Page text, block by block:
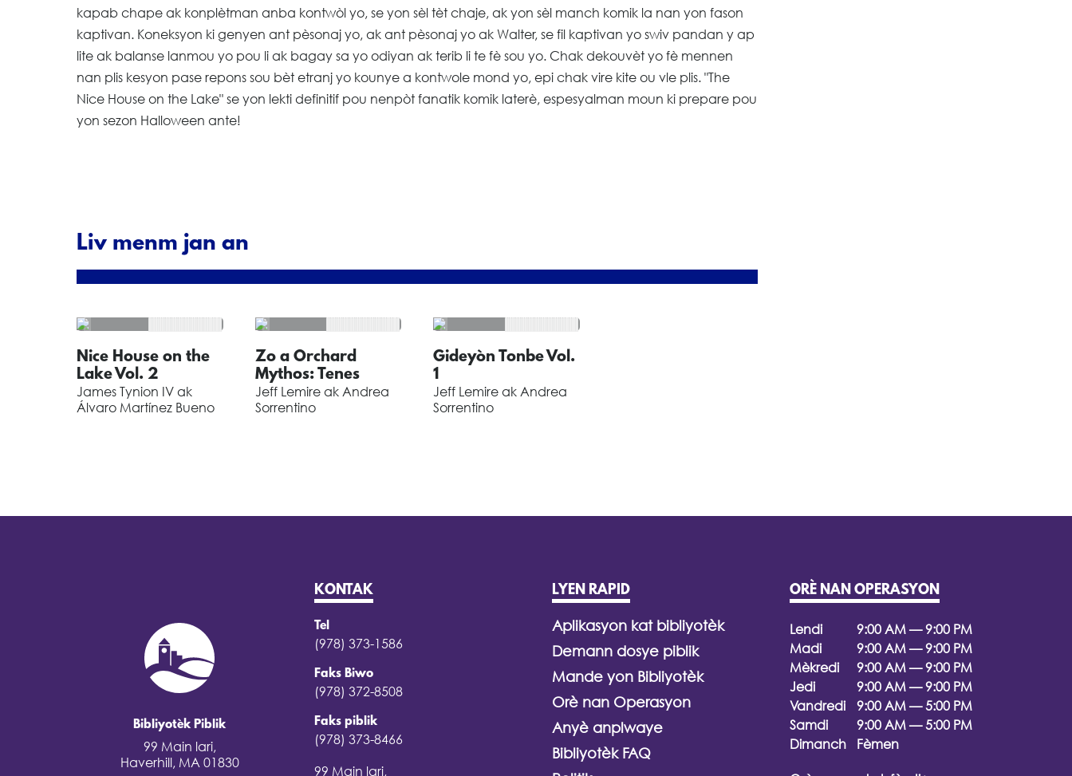
kapab chape ak konplètman anba kontwòl yo, se yon sèl tèt chaje, ak yon sèl manch komik la nan yon fason
kaptivan. Koneksyon ki genyen ant pèsonaj yo, ak ant pèsonaj yo ak Walter, se fil kaptivan yo swiv pandan y ap
lite ak balanse lanmou yo pou li ak bagay sa yo odiyan ak terib li te fè sou yo. Chak dekouvèt yo fè mennen
nan plis kesyon pase repons sou bèt etranj yo kounye a kontwole mond yo, epi chak vire kite ou vle plis. "The
Nice House on the Lake" se yon lekti definitif pou nenpòt fanatik komik laterè, espesyalman moun ki prepare pou
yon sezon Halloween ante!
Liv menm jan an
Nice House on the
Lake Vol. 2
James Tynion IV ak
Álvaro Martínez Bueno
Zo a Orchard
Mythos: Tenes
Jeff Lemire ak Andrea
Sorrentino
Gideyòn Tonbe Vol.
1
Jeff Lemire ak Andrea
Sorrentino
Bibliyotèk Piblik
99 Main lari,
Haverhill, MA 01830
KONTAK
Tel
(978) 373-1586
Faks Biwo
(978) 372-8508
Faks piblik
(978) 373-8466
99 Main lari,
LYEN RAPID
Aplikasyon kat bibliyotèk
Demann dosye piblik
Mande yon Bibliyotèk
Orè nan Operasyon
Anyè anplwaye
Bibliyotèk FAQ
ORÈ NAN OPERASYON
Lendi
9:00 AM — 9:00 PM
Madi
9:00 AM — 9:00 PM
Mèkredi
9:00 AM — 9:00 PM
Jedi
9:00 AM — 9:00 PM
Vandredi
9:00 AM — 5:00 PM
Samdi
9:00 AM — 5:00 PM
Dimanch
Fèmen